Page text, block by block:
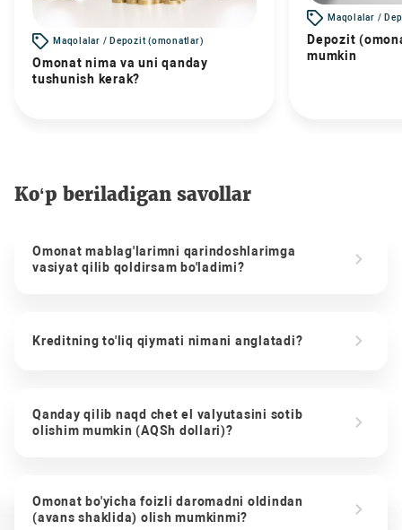
Maqolalar / Depozit (omonatlar)
Omonat nima va uni qanday
tushunish kerak?
Maqolalar /
Depozit
mumkin
Ko‘p beriladigan savollar
Omonat mablag'larimni qarindoshlarimga
vasiyat qilib qoldirsam bo'ladimi?
Kreditning to'liq qiymati nimani anglatadi?
Qanday qilib naqd chet el valyutasini sotib
olishim mumkin (AQSh dollari)?
Omonat bo'yicha foizli daromadni oldindan
(avans shaklida) olish mumkinmi?